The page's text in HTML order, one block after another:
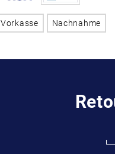
Vorkasse Nachnahme